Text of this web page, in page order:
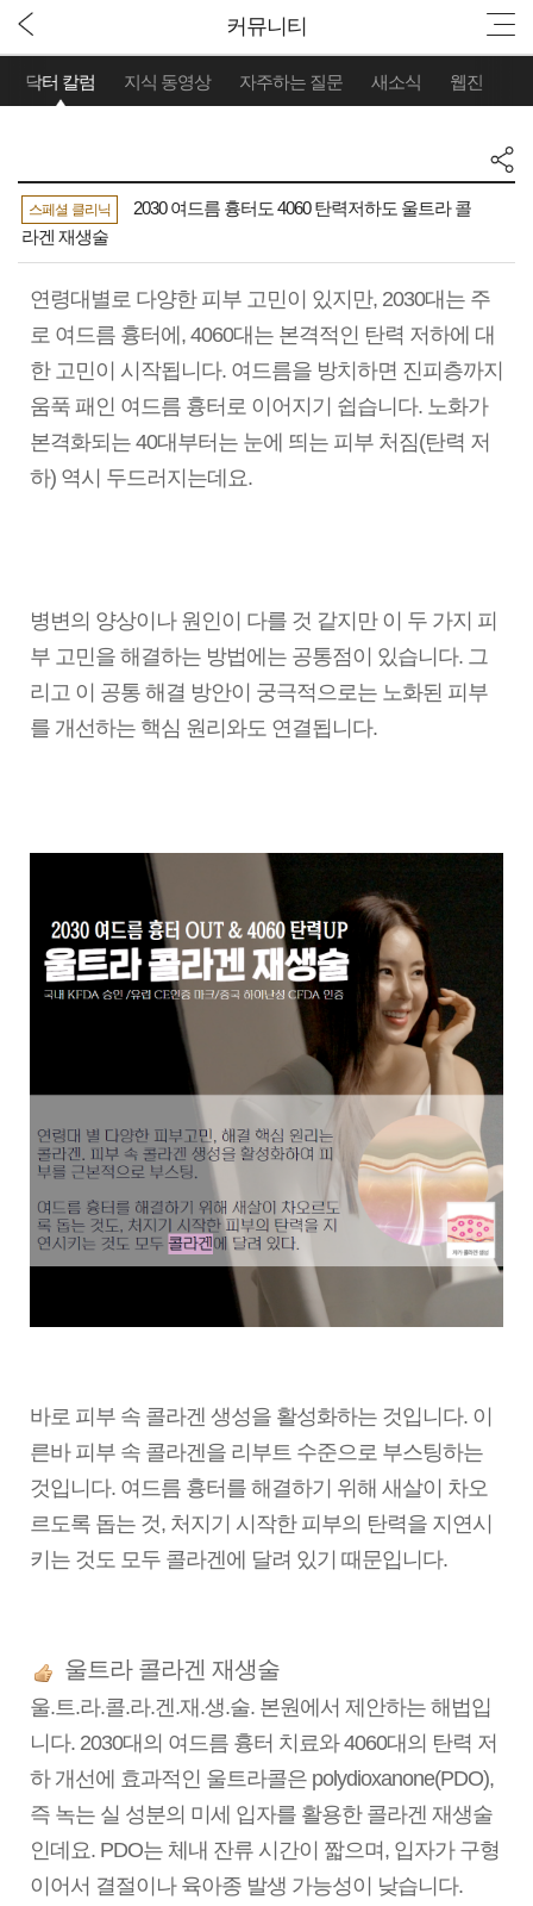
커뮤니티
닥터 칼럼 지식 동영상 자주하는 질문 새소식 웹진
스페셜 클리닉
2030 여드름 흉터도 4060 탄력저하도 울트라 콜
라겐 재생술
연령대별로 다양한 피부 고민이 있지만, 2030대는 주
로 여드름 흉터에, 4060대는 본격적인 탄력 저하에 대
한 고민이 시작됩니다. 여드름을 방치하면 진피층까지
움푹 패인 여드름 흉터로 이어지기 쉽습니다. 노화가
본격화되는 40대부터는 눈에 띄는 피부 처짐(탄력 저
하) 역시 두드러지는데요.
병변의 양상이나 원인이 다를 것 같지만 이 두 가지 피
부 고민을 해결하는 방법에는 공통점이 있습니다. 그
리고 이 공통 해결 방안이 궁극적으로는 노화된 피부
를 개선하는 핵심 원리와도 연결됩니다.
바로 피부 속 콜라겐 생성을 활성화하는 것입니다. 이
른바 피부 속 콜라겐을 리부트 수준으로 부스팅하는
것입니다. 여드름 흉터를 해결하기 위해 새살이 차오
르도록 돕는 것, 처지기 시작한 피부의 탄력을 지연시
키는 것도 모두 콜라겐에 달려 있기 때문입니다.
울트라 콜라겐 재생술
울.트.라.콜.라.겐.재.생.술. 본원에서 제안하는 해법입
니다. 2030대의 여드름 흉터 치료와 4060대의 탄력 저
하 개선에 효과적인 울트라콜은 polydioxanone(PDO),
즉 녹는 실 성분의 미세 입자를 활용한 콜라겐 재생술
인데요. PDO는 체내 잔류 시간이 짧으며, 입자가 구형
이어서 결절이나 육아종 발생 가능성이 낮습니다.